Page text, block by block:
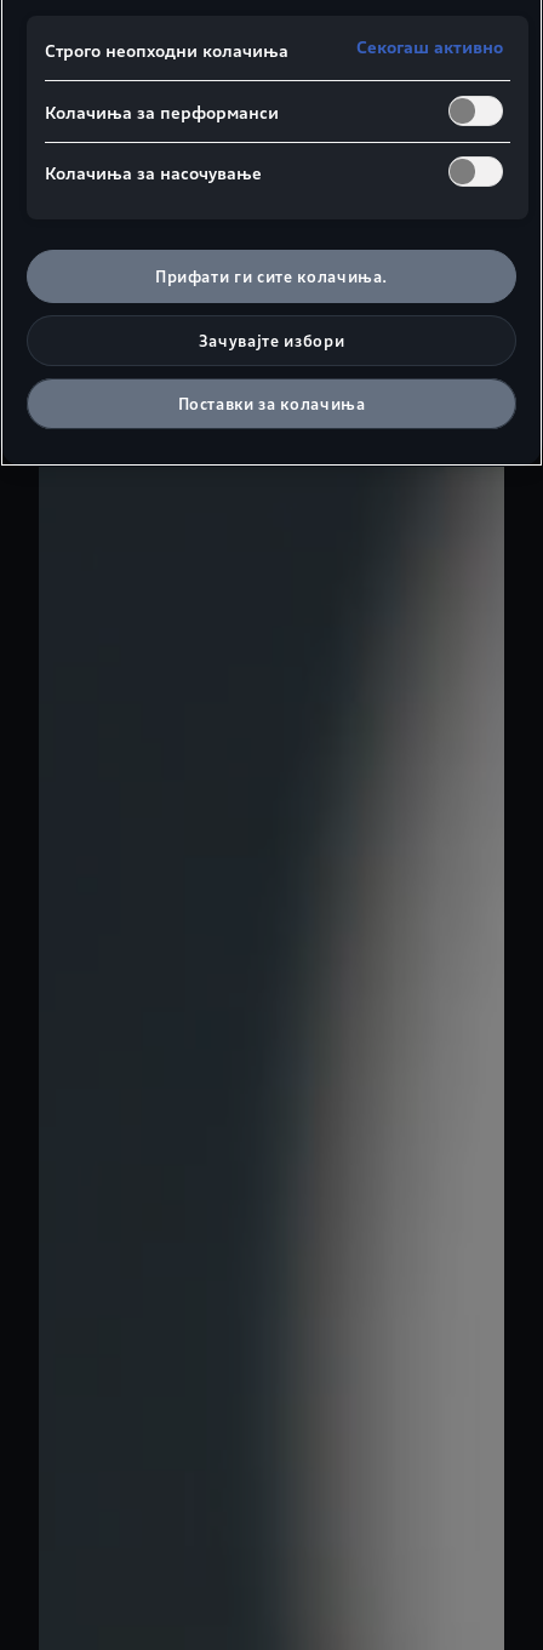
Строго неопходни колачиња
Секогаш активно
Колачиња за перформанси
Колачиња за насочување
Прифати ги сите колачиња.
Зачувајте избори
Поставки за колачиња